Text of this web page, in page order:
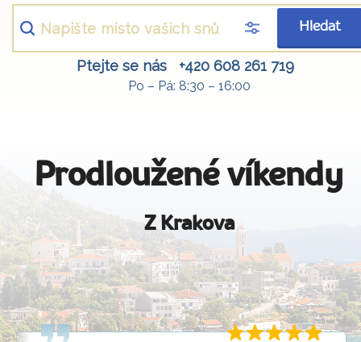
Hledat
Ptejte se nás +420 608 261 719
Po – Pá: 8:30 – 16:00
Prodloužené víkendy
Z Krakova